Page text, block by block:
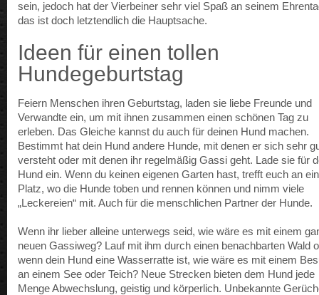
sein, jedoch hat der Vierbeiner sehr viel Spaß an seinem
das ist doch letztendlich die Hauptsache.
Ideen für einen tollen
Hundegeburtstag
Feiern Menschen ihren Geburtstag, laden sie liebe Freunde und
Verwandte ein, um mit ihnen zusammen einen schönen Tag zu
erleben. Das Gleiche kannst du auch für deinen Hund machen.
Bestimmt hat dein Hund andere Hunde, mit denen er sich sehr
versteht oder mit denen ihr regelmäßig Gassi geht. Lade sie für
Hund ein. Wenn du keinen eigenen Garten hast, trefft euch an
Platz, wo die Hunde toben und rennen können und nimm viele
„Leckereien“ mit. Auch für die menschlichen Partner der Hunde.
Wenn ihr lieber alleine unterwegs seid, wie wäre es mit einem
neuen Gassiweg? Lauf mit ihm durch einen benachbarten Wald
wenn dein Hund eine Wasserratte ist, wie wäre es mit einem
an einem See oder Teich? Neue Strecken bieten dem Hund jede
Menge Abwechslung, geistig und körperlich. Unbekannte